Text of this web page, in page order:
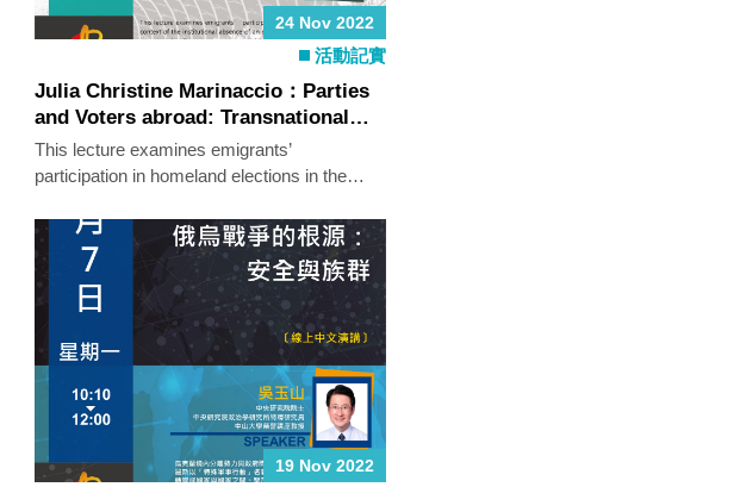
24 Nov 2022
活動記實
Julia Christine Marinaccio：Parties
and Voters abroad: Transnational
Electoral Mobilisation in Taiwan’s
2020 Presidential Elections
This lecture examines emigrants’
participation in homeland elections in the
external voting system.
19 Nov 2022